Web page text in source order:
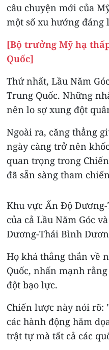
câu chuyện mới của
một số xu hướng đáng
[Bộ trưởng Mỹ hạ
Quốc]
Thứ nhất, Lầu Năm
Trung Quốc. Những
nên lo sợ xung đột
Ngoài ra, căng thẳng
ngày càng trở nên
quan trọng trong
đã sẵn sàng tham
Khu vực Ấn Độ
của cả Lầu Năm Góc
Dương-Thái Bình
Họ khá thẳng thắn về
Quốc, nhấn mạnh
đột bạo lực.
Chiến lược này nói rõ:
các hành động hăm
trật tự mà tất cả các